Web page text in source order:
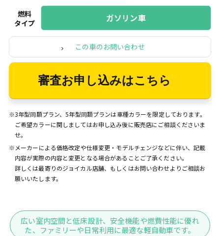
燃料
タイプ
ガソリン車
この車のお問い合わせ
審査お申し込みはこちら
※3年型同額プラン、5年型同額プランは車種カラーを限定しております。
ご希望カラーに関しましてはお申し込み後に販売店にご相談くださいま
せ。
※メーカーによる価格改定や仕様変更・モデルチェンジなどに伴い、記載
内容が実際の内容と変更となる場合があることご了承ください。
詳しくは最寄りのジョイカル店舗、もしくはお問い合わせよりご相談お
願いいたします。
広い室内空間と低床設計、安全機能や燃費性能に優れ
た、ファミリーや日常利用に最適な軽自動車です。